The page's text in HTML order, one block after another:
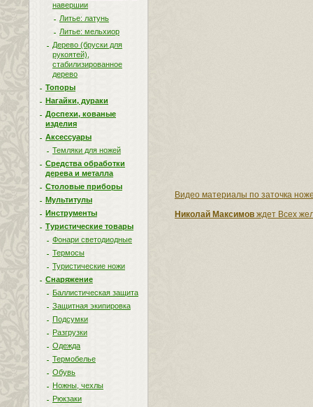
навершии
Литье: латунь
Литье: мельхиор
Дерево (бруски для
рукоятей),
стабилизированное
дерево
Топоры
Нагайки, дураки
Доспехи, кованые
изделия
Аксессуары
Темляки для ножей
Средства обработки
дерева и металла
Столовые приборы
Мультитулы
Инструменты
Туристические товары
Фонари светодиодные
Термосы
Туристические ножи
Снаряжение
Баллистическая защита
Защитная экипировка
Подсумки
Разгрузки
Одежда
Термобелье
Обувь
Ножны, чехлы
Рюкзаки
Видео материалы по заточка
Николай Максимов ждет Всех